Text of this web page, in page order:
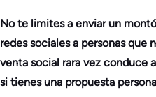
No te limites a enviar un
redes sociales a personas que
venta social rara vez conduce
si tienes una propuesta